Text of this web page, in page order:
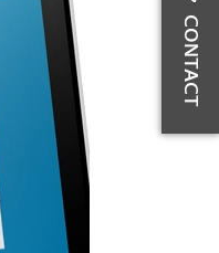
CONTACT
與